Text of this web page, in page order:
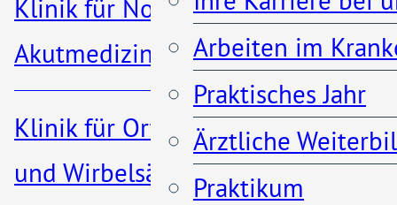
Klinik für Notfall- und
Akutmedizin
Klinik für Orthopädie, Unfall-
und Wirbelsäulenchirurgie
Arbeiten im
Praktisches Jahr
Ärztliche
Praktikum
Informationen